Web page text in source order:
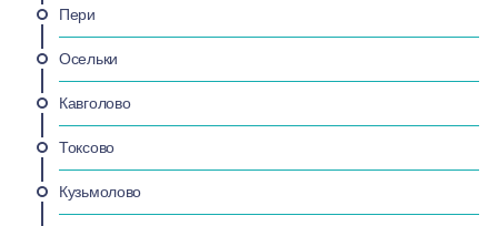
Пери
Осельки
Кавголово
Токсово
Кузьмолово